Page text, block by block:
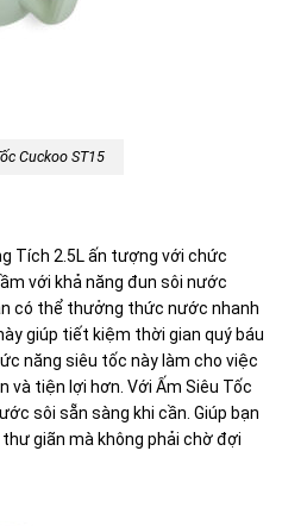
Cuckoo ST15
Tích 2.5L ấn tượng với chức
với khả năng đun sôi nước
có thể thưởng thức nước nhanh
giúp tiết kiệm thời gian quý báu
năng siêu tốc này làm cho việc
và tiện lợi hơn. Với Ấm Siêu Tốc
sôi sẵn sàng khi cần. Giúp bạn
giãn mà không phải chờ đợi